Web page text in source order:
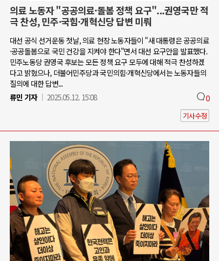
의료 노동자 "공공의료·돌봄 정책 요구"...권영국만 적
극 찬성, 민주·국힘·개혁신당 답변 미뤄
대선 공식 선거운동 첫날, 의료 현장 노동자들이 "새 대통령은 공공의료
·공공돌봄으로 국민 건강을 지켜야 한다"면서 대선 요구안을 발표했다.
민주노동당 권영국 후보는 모든 정책 요구 모두에 대해 적극 찬성하겠
다고 밝혔으나, 더불어민주당과 국민의힘·개혁신당에서는 노동자들의
질의에 대한 답변...
류민 기자
2025.05.12. 15:08 0
기사수정